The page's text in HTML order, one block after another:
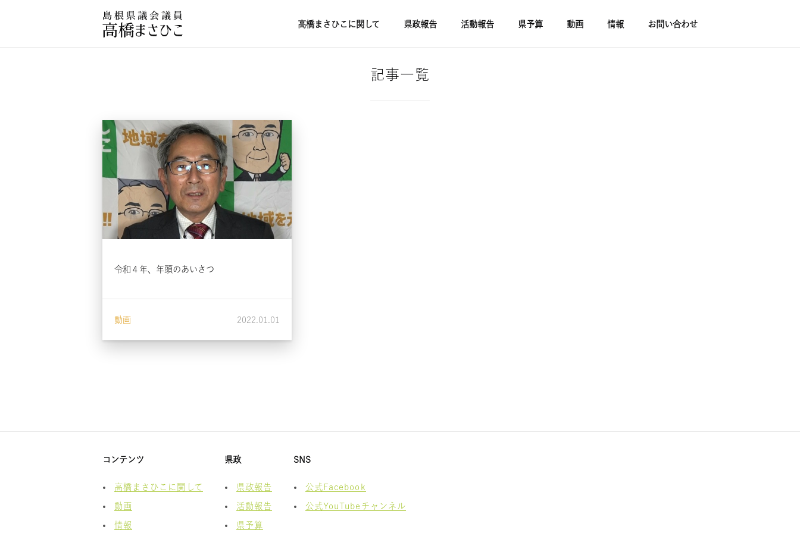
高橋まさひこに関して 県政報告 活動報告 県予算 動画 情報 お問い合わせ
記事一覧
令和４年、年頭のあいさつ
動画 2022.01.01
コンテンツ
高橋まさひこに関して
動画
情報
県政
県政報告
活動報告
県予算
SNS
公式Facebook
公式YouTubeチャンネル